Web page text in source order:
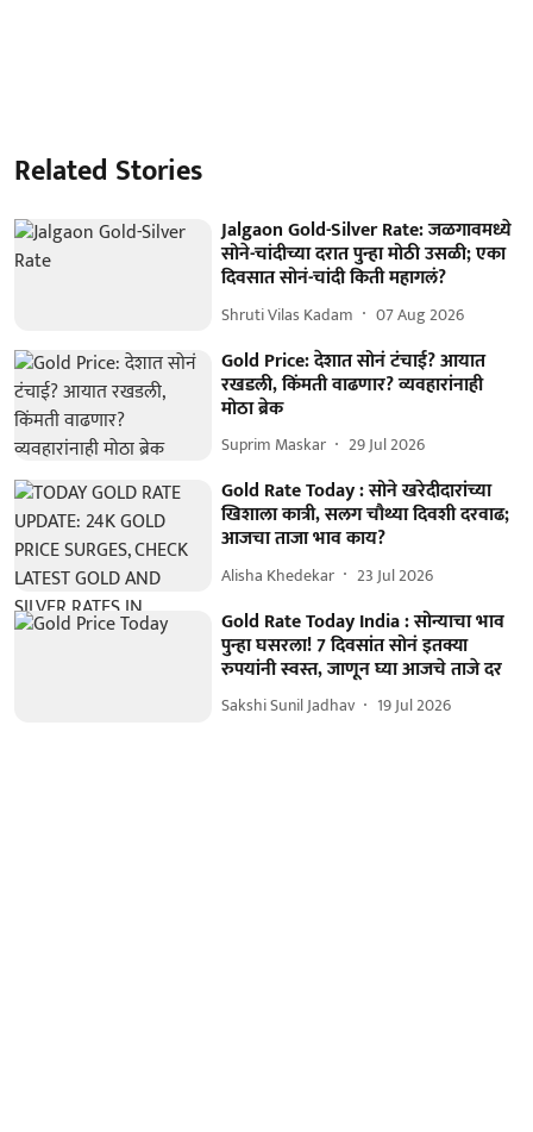
Related Stories
Jalgaon Gold-Silver Rate: जळगावमध्ये
सोने-चांदीच्या दरात पुन्हा मोठी उसळी; एका
दिवसात सोनं-चांदी किती महागलं?
Shruti Vilas Kadam 07 Aug 2026
Gold Price: देशात सोनं टंचाई? आयात
रखडली, किंमती वाढणार? व्यवहारांनाही
मोठा ब्रेक
Suprim Maskar 29 Jul 2026
Gold Rate Today : सोने खरेदीदारांच्या
खिशाला कात्री, सलग चौथ्या दिवशी दरवाढ;
आजचा ताजा भाव काय?
Alisha Khedekar 23 Jul 2026
Gold Rate Today India : सोन्याचा भाव
पुन्हा घसरला! 7 दिवसांत सोनं इतक्या
रुपयांनी स्वस्त, जाणून घ्या आजचे ताजे दर
Sakshi Sunil Jadhav 19 Jul 2026